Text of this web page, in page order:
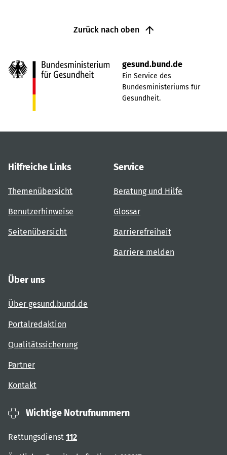
Zurück nach oben
gesund.bund.de
Ein Service des
Bundesministeriums für
Gesundheit.
Hilfreiche Links
Themenübersicht
Benutzerhinweise
Seitenübersicht
Service
Beratung und Hilfe
Glossar
Barrierefreiheit
Barriere melden
Über uns
Über gesund.bund.de
Portalredaktion
Qualitätssicherung
Partner
Kontakt
Wichtige Notrufnummern
Rettungsdienst 112